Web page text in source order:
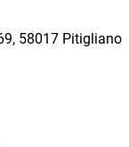
58017 Pitigliano